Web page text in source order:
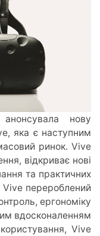
анонсувала нову
яка є наступним
ринок. Vive
відкриває нові
та практичних
перероблений
ергономіку
вдосконаленням
Vive